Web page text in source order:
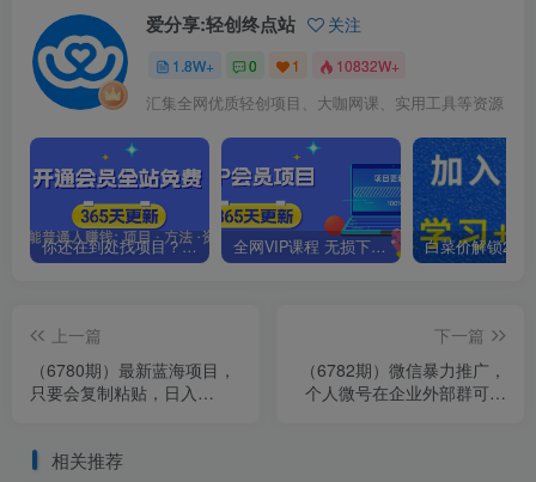
爱分享:轻创终点站 关注
1.8W+ 0 1 10832W+
汇集全网优质轻创项目、大咖网课、实用工具等资源
你还在到处找项目？还在当韭菜？我靠卖项目一个月收入5万+，曾经我也是个失败者。 全网VIP课程 无损下载~.~
上一篇
（6780期）最新蓝海项目，
只要会复制粘贴，日入
下一篇
（6782期）微信暴力推广，
个人微号在企业外部群可以
相关推荐